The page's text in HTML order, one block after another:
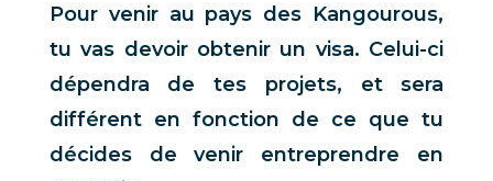
Pour venir au pays des Kangourous,
tu vas devoir obtenir un visa. Celui-ci
dépendra de tes projets, et sera
différent en fonction de ce que tu
décides de venir entreprendre en